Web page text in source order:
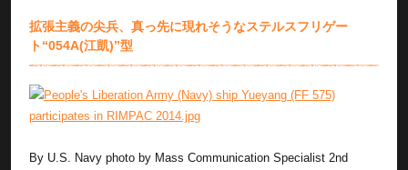
拡張主義の尖兵、真っ先に現れそうなステルスフリゲー
ト“054A(江凱)”型
By U.S. Navy photo by Mass Communication Specialist 2nd